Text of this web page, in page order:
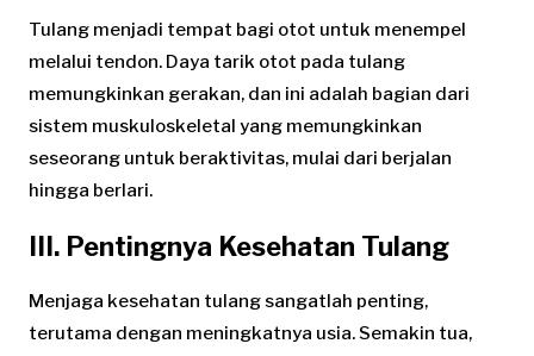
Tulang menjadi tempat bagi otot untuk menempel
melalui tendon. Daya tarik otot pada tulang
memungkinkan gerakan, dan ini adalah bagian dari
sistem muskuloskeletal yang memungkinkan
seseorang untuk beraktivitas, mulai dari berjalan
hingga berlari.
III. Pentingnya Kesehatan Tulang
Menjaga kesehatan tulang sangatlah penting,
terutama dengan meningkatnya usia. Semakin tua,